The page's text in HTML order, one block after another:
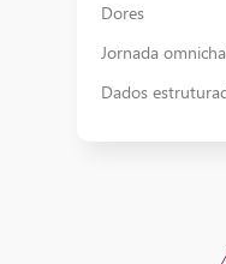
Dores
Jornada
Dados